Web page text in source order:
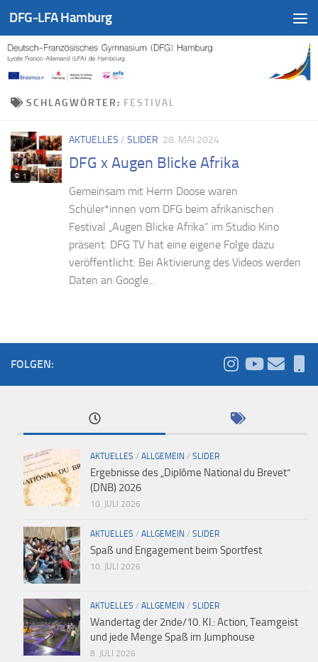
Zum Inhalt springen
DFG-LFA Hamburg
SCHLAGWÖRTER: FESTIVAL
© 1
AKTUELLES / SLIDER 28. MAI 2024
DFG x Augen Blicke Afrika
Gemeinsam mit Herrn Doose waren
Schüler*innen vom DFG beim afrikanischen
Festival „Augen Blicke Afrika“ im Studio Kino
präsent. DFG TV hat eine eigene Folge dazu
veröffentlicht: Bei Aktivierung des Videos werden
Daten an Google...
FOLGEN:
AKTUELLES / ALLGEMEIN / SLIDER
Ergebnisse des „Diplôme National du Brevet“
(DNB) 2026
10. JULI 2026
AKTUELLES / ALLGEMEIN / SLIDER
Spaß und Engagement beim Sportfest
10. JULI 2026
AKTUELLES / ALLGEMEIN / SLIDER
Wandertag der 2nde/10. Kl.: Action, Teamgeist
und jede Menge Spaß im Jumphouse
8. JULI 2026